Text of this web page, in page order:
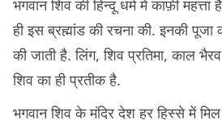
भगवान शिव की हिन्दू धर्म में काफ़ी महत्ता
ही इस ब्रह्मांड की रचना की. इनकी
की जाती है. लिंग, शिव प्रतिमा, काल
शिव का ही प्रतीक है.
भगवान शिव के मंदिर देश हर हिस्से में